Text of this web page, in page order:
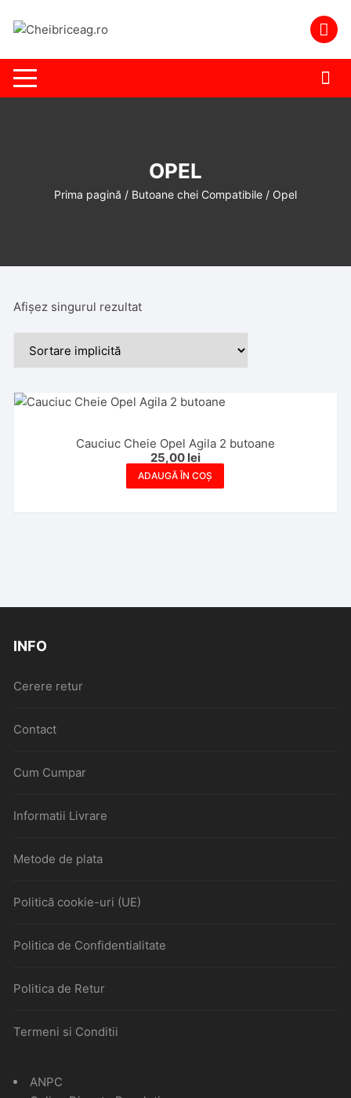
OPEL
Prima pagină / Butoane chei Compatibile/ Opel
Afișez singurul rezultat
Cauciuc Cheie Opel Agila 2 butoane
25,00 lei
ADAUGĂ ÎN COȘ
INFO
Cerere retur
Contact
Cum Cumpar
Informatii Livrare
Metode de plata
Politică cookie-uri (UE)
Politica de Confidentialitate
Politica de Retur
Termeni si Conditii
ANPC